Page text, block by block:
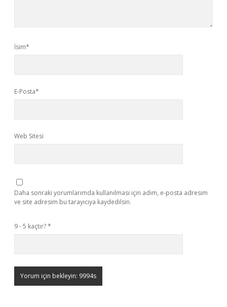
İsim*
E-Posta*
Web Sitesi
Daha sonraki yorumlarımda kullanılması için adım, e-posta adresim
ve site adresim bu tarayıcıya kaydedilsin.
9 - 5 kaçtır?*